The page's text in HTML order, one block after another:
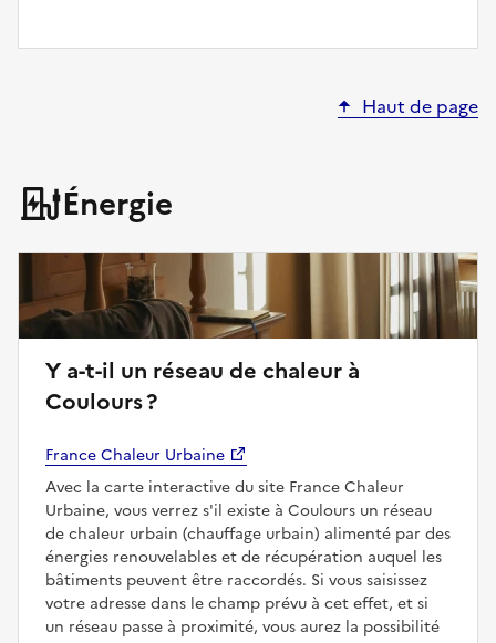
Haut de page
Énergie
Y a-t-il un réseau de chaleur à
Coulours ?
France Chaleur Urbaine
Avec la carte interactive du site France Chaleur
Urbaine, vous verrez s'il existe à Coulours un réseau
de chaleur urbain (chauffage urbain) alimenté par des
énergies renouvelables et de récupération auquel les
bâtiments peuvent être raccordés. Si vous saisissez
votre adresse dans le champ prévu à cet effet, et si
un réseau passe à proximité, vous aurez la possibilité